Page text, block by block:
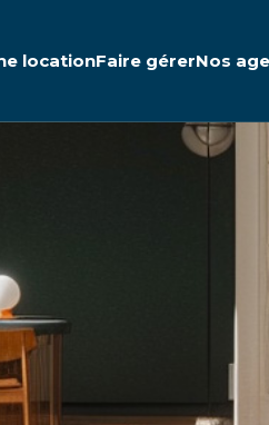
locationFaire gérerNos